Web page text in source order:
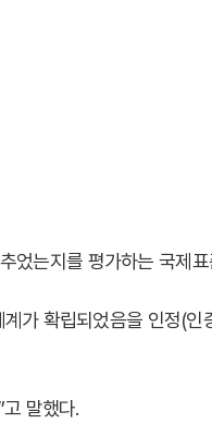
었는지를 평가하는 국제
가 확립되었음을 인정(
말했다.